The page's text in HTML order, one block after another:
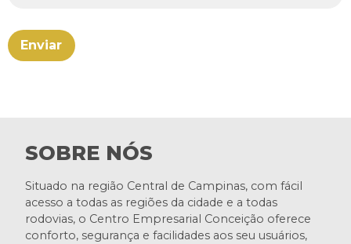
SOBRE NÓS
Situado na região Central de Campinas, com fácil
acesso a todas as regiões da cidade e a todas
rodovias, o Centro Empresarial Conceição oferece
conforto, segurança e facilidades aos seu usuários,